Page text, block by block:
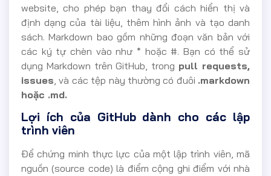
website, cho phép bạn thay đổi cách hiển thị và
định dạng của tài liệu, thêm hình ảnh và tạo danh
sách. Markdown bao gồm những đoạn văn bản với
các ký tự chèn vào như * hoặc #. Bạn có thể sử
dụng Markdown trên GitHub, trong pull requests,
issues , và các tệp này thường có đuôi .markdown
hoặc .md.
Lợi ích của GitHub dành cho các lập
trình viên
Để chứng minh thực lực của một lập trình viên, mã
nguồn (source code) là điểm cộng ghi điểm với nhà